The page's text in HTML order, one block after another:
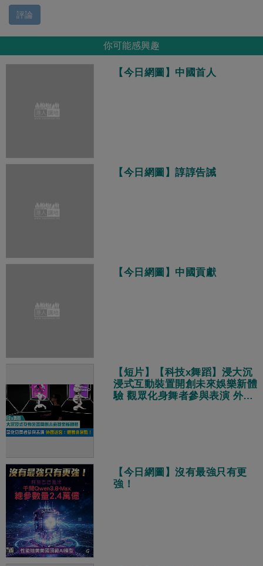
評論
你可能感興趣
【今日網圖】中國首人
【今日網圖】諄諄告誡
【今日網圖】中國貢獻
【短片】【科技x舞蹈】浸大沉
浸式互動裝置開創未來娛樂新體
驗 觀眾化身舞者參與表演 外國
【今日網圖】沒有最強只有更
強！